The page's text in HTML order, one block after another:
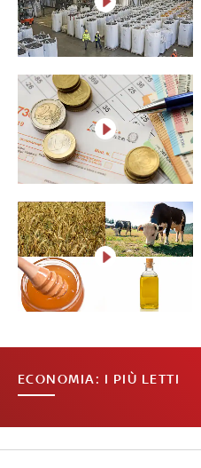
ECONOMIA: I PIÙ LETTI